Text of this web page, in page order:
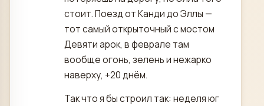
стоит. Поезд от Канди до Эллы —
тот самый открыточный с мостом
Девяти арок, в феврале там
вообще огонь, зелень и нежарко
наверху, +20 днём.
Так что я бы строил так: неделя юг